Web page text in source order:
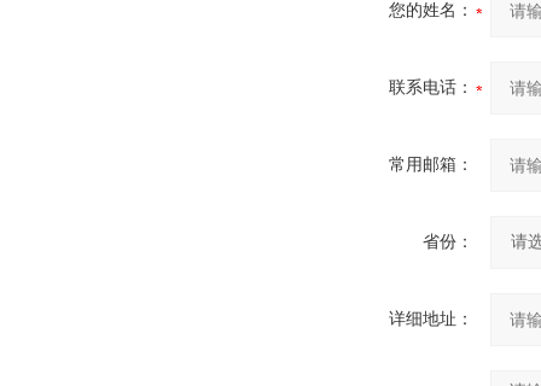
您的姓名：
联系电话：
常用邮箱：
省份：
详细地址：